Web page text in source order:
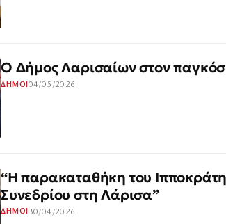
Ο Δήμος Λαρισαίων στον
ΔΗΜΟΙ 04/05/2026
“Η παρακαταθήκη του
Συνεδρίου στη Λάρισα”
ΔΗΜΟΙ30/04/2026